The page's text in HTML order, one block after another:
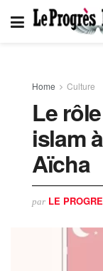
Home Culture
Le
islam
Aïcha
par LE